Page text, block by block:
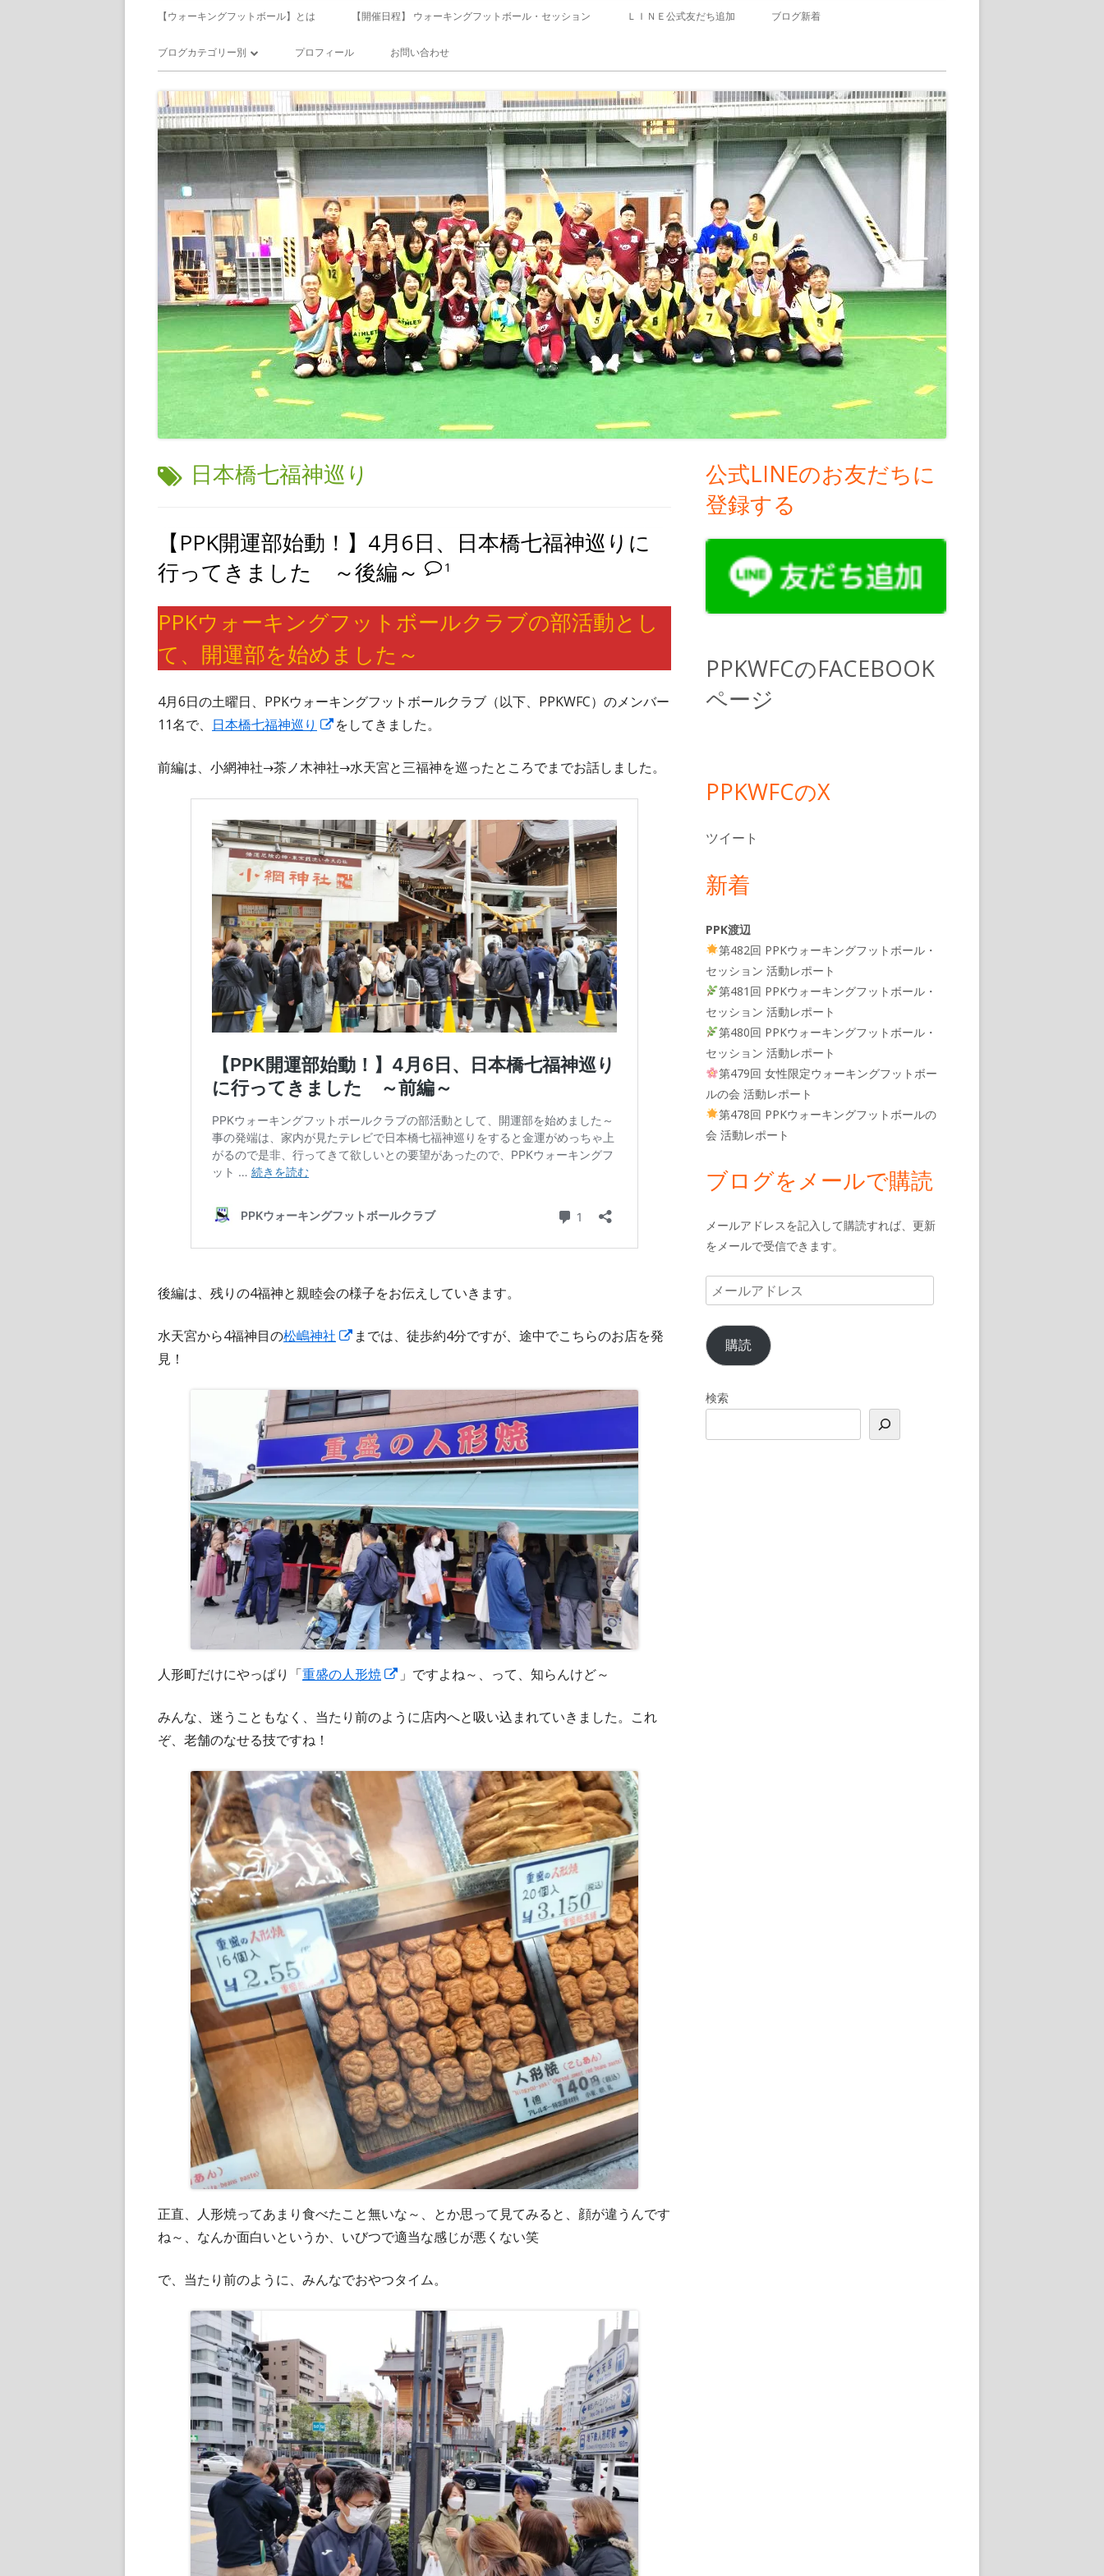
メ
イ
ン
メ
ニ
ュ
ー
【ウォーキングフットボール】とは 【開催日程】 ウォーキングフットボール・セッション ＬＩＮＥ公式友だち追加 ブログ新着
ブログカテゴリー別
サッカー
食べ飲み歩き
日記
備忘録
プロフィール お問い合わせ
タ
日本橋七福神巡り
【PPK開運部始動！】4月6日、日本橋七福神巡りに
行ってきました ～後編～
1
PPKウォーキングフットボールクラブの部活動とし
て、開運部を始めました～
4月6日の土曜日、PPKウォーキングフットボールクラブ（以下、PPKWFC）のメンバー
11名で、 日本橋七福神巡り
新
い
ィ
ン
ド
ウ
開
き
ま
す
をしてきました。
前編は、小網神社→茶ノ木神社→水天宮と三福神を巡ったところでまでお話しました。
後編は、残りの4福神と親睦会の様子をお伝えしていきます。
水天宮から4福神目の松嶋神社
新
ウ
ィ
ン
ド
で
開
き
ま
す
までは、徒歩約4分ですが、途中でこちらのお店を発
見！
人形町だけにやっぱり「重盛の人形焼
新
い
ン
で
開
ま
す
」ですよね～、って、知らんけど～
みんな、迷うこともなく、当たり前のように店内へと吸い込まれていきました。これ
ぞ、老舗のなせる技ですね！
正直、人形焼ってあまり食べたこと無いな～、とか思って見てみると、顔が違うんです
ね～、なんか面白いというか、いびつで適当な感じが悪くない笑
で、当たり前のように、みんなでおやつタイム。
メ
イ
ン
イ
バ
公式LINEのお友だちに
登録する
PPKWFCのFACEBOOK
ページ
PPKWFCのX
ツイート
新着
PPK渡辺
第482回 PPKウォーキングフットボール・
セッション 活動レポート
第481回 PPKウォーキングフットボール・
セッション 活動レポート
第480回 PPKウォーキングフットボール・
セッション 活動レポート
第479回 女性限定ウォーキングフットボー
ルの会 活動レポート
第478回 PPKウォーキングフットボールの
会 活動レポート
ブログをメールで購読
メールアドレスを記入して購読すれば、更新
をメールで受信できます。
メ
ー
ル
ア
ド
ス
購読
検索